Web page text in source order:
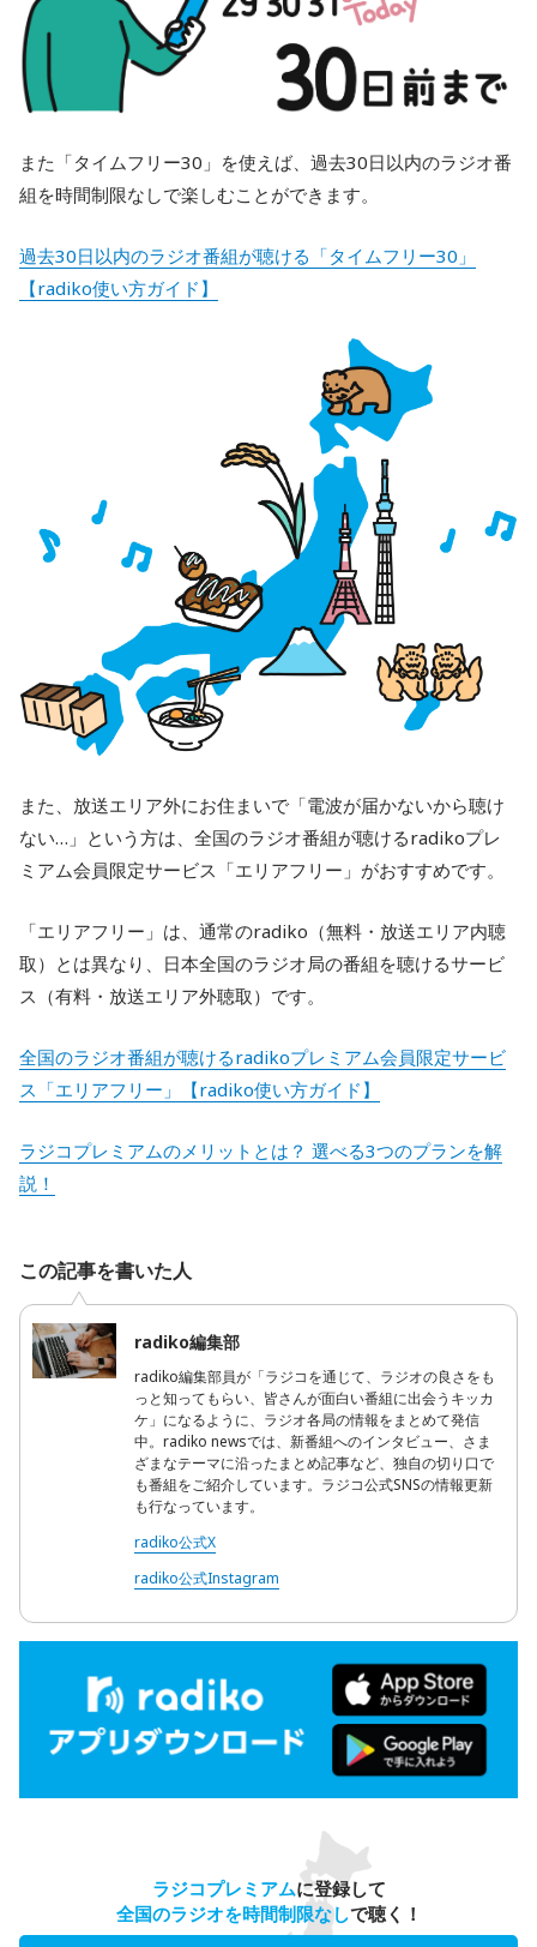
また「タイムフリー30」を使えば、過去30日以内のラジオ番
組を時間制限なしで楽しむことができます。
過去30日以内のラジオ番組が聴ける「タイムフリー30」
【radiko使い方ガイド】
また、放送エリア外にお住まいで「電波が届かないから聴け
ない…」という方は、全国のラジオ番組が聴けるradikoプレ
ミアム会員限定サービス「エリアフリー」がおすすめです。
「エリアフリー」は、通常のradiko（無料・放送エリア内聴
取）とは異なり、日本全国のラジオ局の番組を聴けるサービ
ス（有料・放送エリア外聴取）です。
全国のラジオ番組が聴けるradikoプレミアム会員限定サービ
ス「エリアフリー」【radiko使い方ガイド】
ラジコプレミアムのメリットとは？ 選べる3つのプランを解
説！
この記事を書いた人
radiko編集部
radiko編集部員が「ラジコを通じて、ラジオの良さをも
っと知ってもらい、皆さんが面白い番組に出会うキッカ
ケ」になるように、ラジオ各局の情報をまとめて発信
中。radiko newsでは、新番組へのインタビュー、さま
ざまなテーマに沿ったまとめ記事など、独自の切り口で
も番組をご紹介しています。ラジコ公式SNSの情報更新
も行なっています。
radiko公式X
radiko公式Instagram
ラジコプレミアムに登録して
全国のラジオを時間制限なしで聴く！